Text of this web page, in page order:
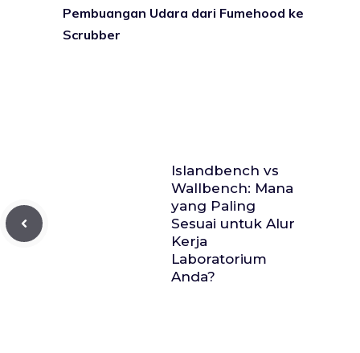
Pembuangan Udara dari Fumehood ke
Scrubber
Islandbench vs
Wallbench: Mana
yang Paling
Sesuai untuk Alur
Kerja
Laboratorium
Anda?